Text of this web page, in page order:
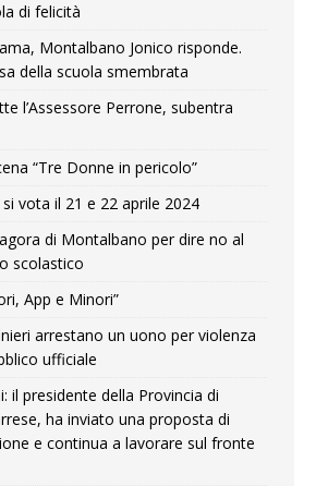
di felicità
Montalbano Jonico risponde.
della scuola smembrata
l’Assessore Perrone, subentra
“Tre Donne in pericolo”
vota il 21 e 22 aprile 2024
di Montalbano per dire no al
scolastico
App e Minori”
arrestano un uono per violenza
ufficiale
il presidente della Provincia di
ha inviato una proposta di
e continua a lavorare sul fronte